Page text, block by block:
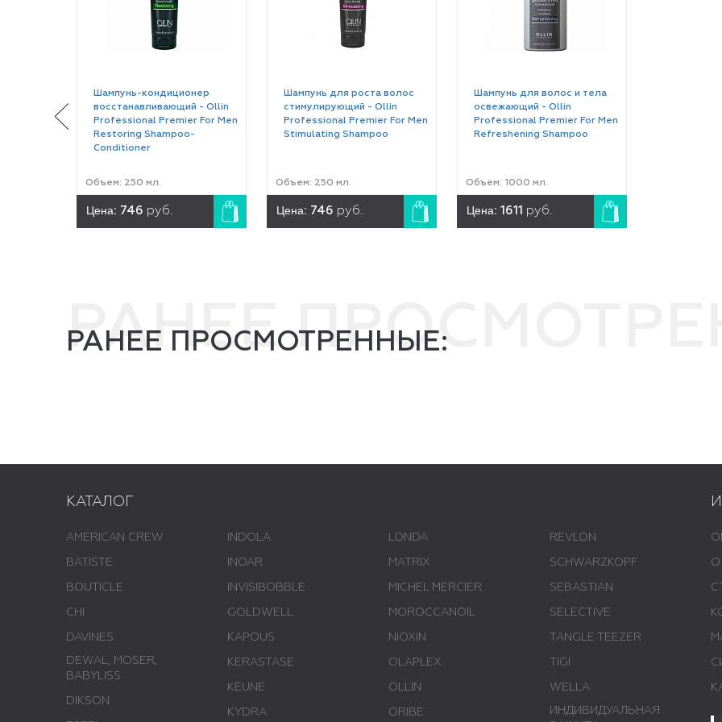
Шампунь-кондиционер
восстанавливающий - Ollin
Professional Premier For Men
Restoring Shampoo-
Conditioner
Объем: 250 мл.
Цена: 746 руб.
Шампунь для роста волос
стимулирующий - Ollin
Professional Premier For Men
Stimulating Shampoo
Объем: 250 мл.
Цена: 746 руб.
Шампунь для волос и тела
освежающий - Ollin
Professional Premier For Men
Refreshening Shampoo
Объем: 1000 мл.
Цена: 1611 руб.
РАНЕЕ
РАНЕЕ ПРОСМОТРЕННЫЕ:
КАТАЛОГ
AMERICAN CREW
BATISTE
BOUTICLE
CHI
DAVINES
DEWAL, MOSER,
BABYLISS
DIKSON
INDOLA
INOAR
INVISIBOBBLE
GOLDWELL
KAPOUS
KERASTASE
KEUNE
KYDRA
LONDA
MATRIX
MICHEL MERCIER
MOROCCANOIL
NIOXIN
OLAPLEX
OLLIN
ORIBE
REVLON
SCHWARZKOPF
SEBASTIAN
SELECTIVE
TANGLE TEEZER
TIGI
WELLA
ИНДИВИДУАЛЬНАЯ
О